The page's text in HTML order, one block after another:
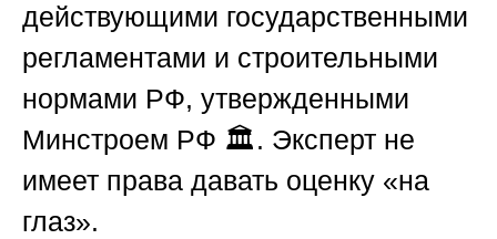
действующими государственными
регламентами и строительными
нормами РФ, утвержденными
Минстроем РФ 🏛️. Эксперт не
имеет права давать оценку «на
глаз».